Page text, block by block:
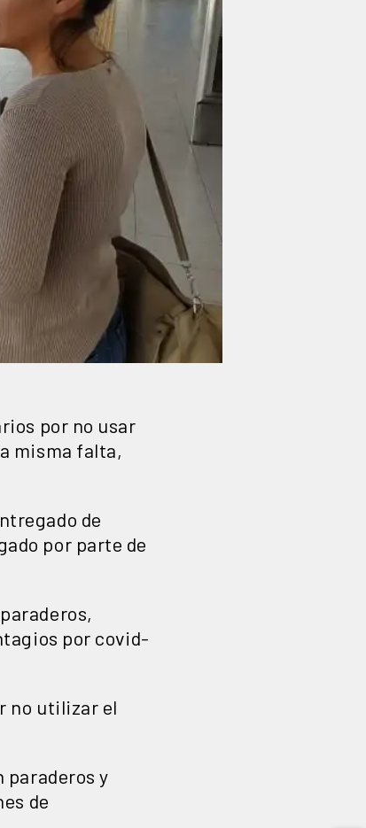
por no usar
misma falta,
de
por parte de
por covid-
no utilizar el
y
de